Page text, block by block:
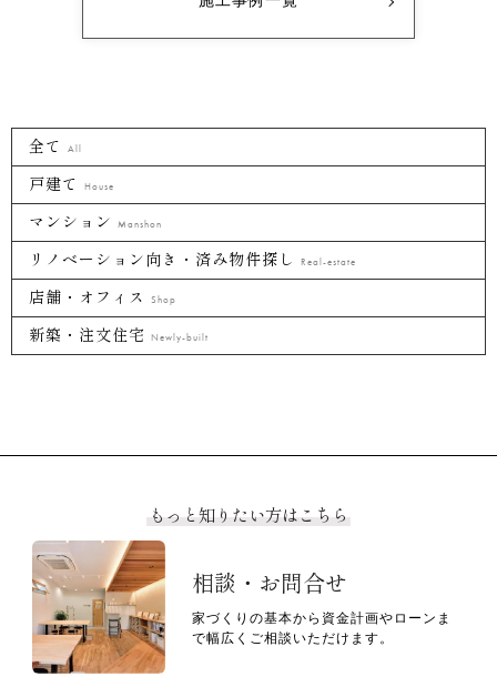
全て All
戸建て House
マンション Manshon
リノベーション向き・済み物件探し Real-estate
店舗・オフィス Shop
新築・注文住宅 Newly-built
もっと知りたい方はこちら
相談・お問合せ
家づくりの基本から資金計画やローンま
で幅広くご相談いただけます。